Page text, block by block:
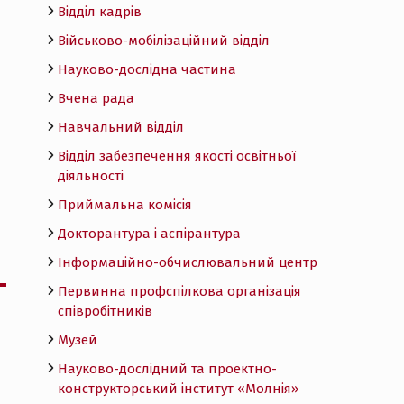
Відділ кадрів
Військово-мобілізаційний відділ
Науково-дослідна частина
Вчена рада
Навчальний відділ
Відділ забезпечення якості освітньої
діяльності
Приймальна комісія
Докторантура і аспірантура
Інформаційно-обчислювальний центр
Первинна профспілкова організація
співробітників
Музей
Науково-дослідний та проектно-
конструкторський інститут «Молнія»